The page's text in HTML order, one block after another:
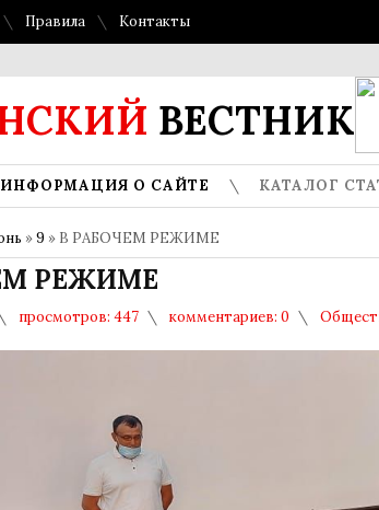
Правила Контакты
ВЕСТНИК
ИНФОРМАЦИЯ О САЙТЕ КАТАЛОГ
»9 » В РАБОЧЕМ РЕЖИМЕ
РЕЖИМЕ
просмотров: 447 комментариев: 0